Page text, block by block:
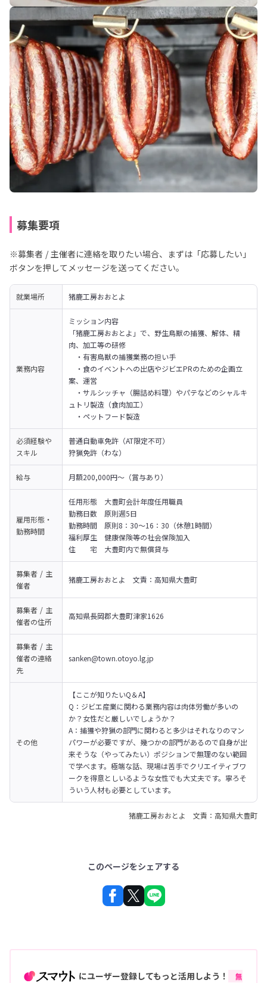
募集要項
※募集者 / 主催者に連絡を取りたい場合、まずは「応募したい」
ボタンを押してメッセージを送ってください。
就業場所 猪鹿工房おおとよ
業務内容
ミッション内容
「猪鹿工房おおとよ」で、野生鳥獣の捕獲、解体、精
肉、加工等の研修
・有害鳥獣の捕獲業務の担い手
・食のイベントへの出店やジビエPRのための企画立
案、運営
・サルシッチャ（腸詰め料理）やパテなどのシャルキ
ュトリ製造（食肉加工）
・ペットフード製造
必須経験や
スキル
普通自動車免許（AT限定不可）
狩猟免許（わな）
給与 月額200,000円～（賞与あり）
雇用形態・
勤務時間
任用形態　大豊町会計年度任用職員
勤務日数　原則週5日
勤務時間　原則8：30～16：30（休憩1時間）
福利厚生　健康保険等の社会保険加入
住　　宅　大豊町内で無償貸与
募集者 / 主
催者
猪鹿工房おおとよ　文責：高知県大豊町
募集者 / 主
催者の住所
高知県長岡郡大豊町津家1626
募集者 / 主
催者の連絡
先
sanken@town.otoyo.lg.jp
その他
【ここが知りたいQ＆A】
Q：ジビエ産業に関わる業務内容は肉体労働が多いの
か？女性だと厳しいでしょうか？
A：捕獲や狩猟の部門に関わると多少はそれなりのマン
パワーが必要ですが、幾つかの部門があるので自身が出
来そうな（やってみたい）ポジションで無理のない範囲
で学べます。極端な話、現場は苦手でクリエイティブワ
ークを得意としいるような女性でも大丈夫です。寧ろそ
ういう人材も必要としています。
猪鹿工房おおとよ 文責：高知県大豊町
このページをシェアする
にユーザー登録してもっと活用しよう！
無